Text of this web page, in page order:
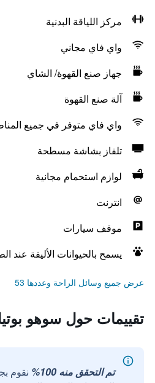
مركز اللياقة البدنية
واي فاي مجاني
جهاز صنع القهوة/ الشاي
آلة صنع القهوة
واي فاي متوفر في جميع
تلفاز بشاشة مسطحة
لوازم استحمام مجانية
انترنت
موقف سيارات
يسمح بالحيوانات الأليفة
عرض جميع وسائل الراحة وعددها 53
تقييمات حول سوهو
تم التحقق منه 100%
نقوم